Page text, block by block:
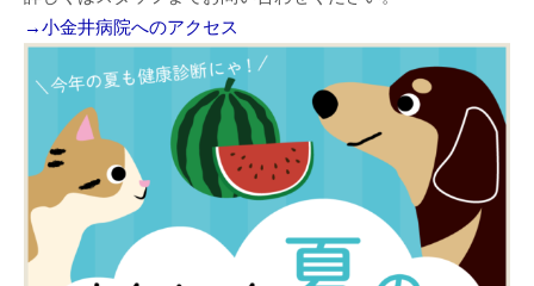
→小金井病院へのアクセス